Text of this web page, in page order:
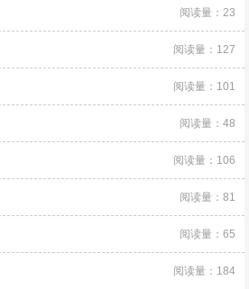
阅读量：23
阅读量：127
阅读量：101
阅读量：48
阅读量：106
阅读量：81
阅读量：65
阅读量：184